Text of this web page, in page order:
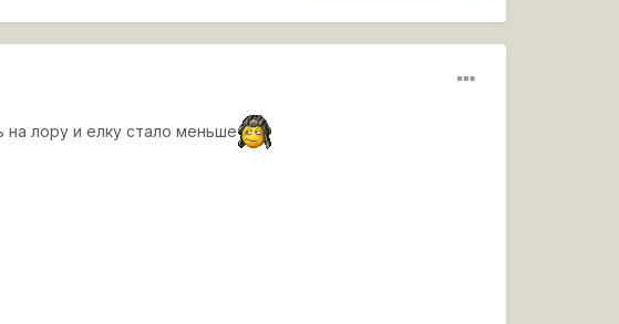
лору и елку стало меньше